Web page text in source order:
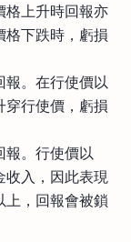
格上升時回報亦
格下跌時，虧損
。在行使價以
穿行使價，虧損
報。行使價以
入，因此表現
上，回報會被鎖